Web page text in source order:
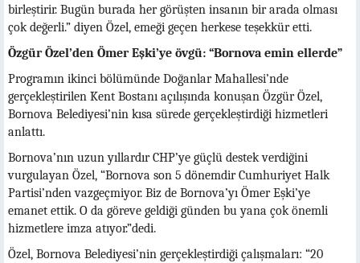
birleştirir. Bugün burada her görüşten insanın bir arada olması
çok değerli.” diyen Özel, emeği geçen herkese teşekkür etti.
Özgür Özel’den Ömer Eşki’ye övgü: “Bornova emin ellerde”
Programın ikinci bölümünde Doğanlar Mahallesi’nde
gerçekleştirilen Kent Bostanı açılışında konuşan Özgür Özel,
Bornova Belediyesi’nin kısa sürede gerçekleştirdiği hizmetleri
anlattı.
Bornova’nın uzun yıllardır CHP’ye güçlü destek verdiğini
vurgulayan Özel, “Bornova son 5 dönemdir Cumhuriyet Halk
Partisi’nden vazgeçmiyor. Biz de Bornova’yı Ömer Eşki’ye
emanet ettik. O da göreve geldiği günden bu yana çok önemli
hizmetlere imza atıyor.”dedi.
Özel, Bornova Belediyesi’nin gerçekleştirdiği çalışmaları: “20